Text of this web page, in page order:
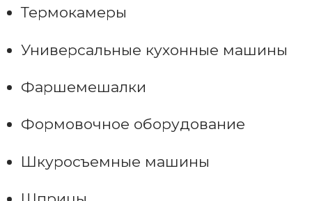
Термокамеры
Универсальные кухонные машины
Фаршемешалки
Формовочное оборудование
Шкуросъемные машины